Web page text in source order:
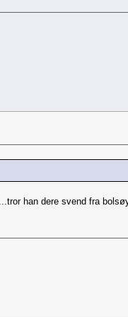
han dere svend fra